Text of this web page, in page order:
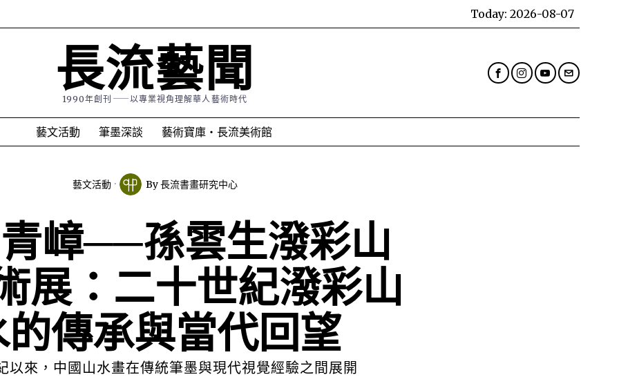
Today: 2026-08-07
長流藝聞
1990年創刊⸺以專業視角理解華人藝術時代
藝文活動 筆墨深談 藝術寶庫・長流美術館
藝文活動 By長流書畫研究中心
嶂──孫雲生潑彩山
展：二十世紀潑彩山
傳承與當代回望
以來，中國山水畫在傳統筆墨與現代視覺經驗之間展開